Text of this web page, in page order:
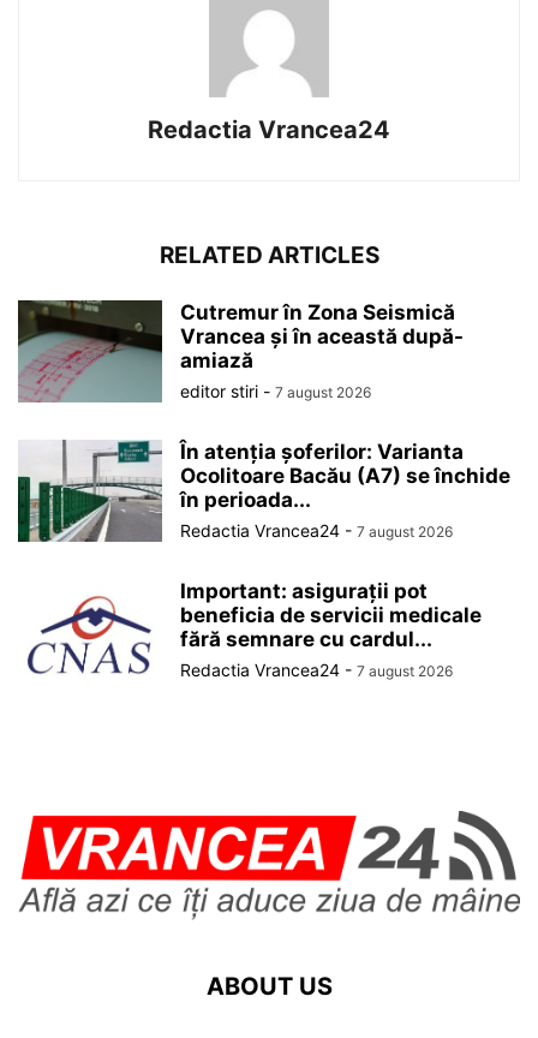
Redactia Vrancea24
RELATED ARTICLES
Cutremur în Zona Seismică
Vrancea și în această după-
amiază
editor stiri - 7 august 2026
În atenția șoferilor: Varianta
Ocolitoare Bacău (A7) se închide
în perioada...
Redactia Vrancea24 - 7 august 2026
Important: asigurații pot
beneficia de servicii medicale
fără semnare cu cardul...
Redactia Vrancea24 - 7 august 2026
ABOUT US